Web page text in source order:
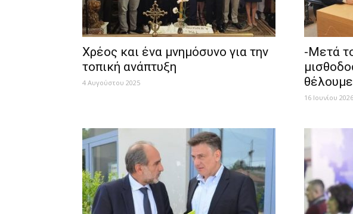
Χρέος και ένα μνημόσυνο για την
τοπική ανάπτυξη
4 Αυγούστου 2025
-Mετά
16 Ιουνίου 2026